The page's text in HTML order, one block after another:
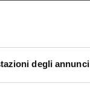
degli annunci